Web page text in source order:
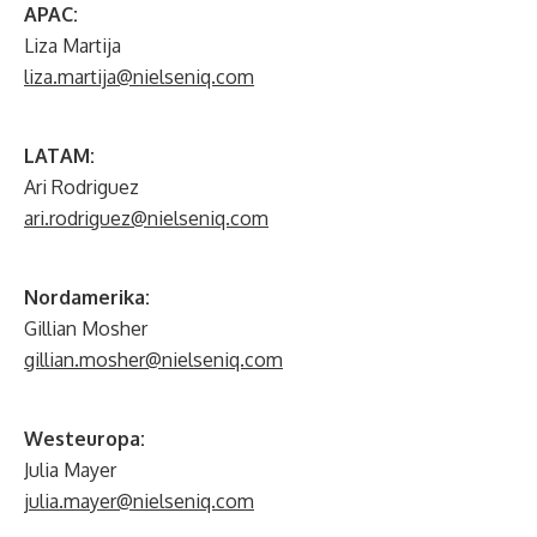
APAC:
Liza Martija
liza.martija@nielseniq.com
LATAM:
Ari Rodriguez
ari.rodriguez@nielseniq.com
Nordamerika:
Gillian Mosher
gillian.mosher@nielseniq.com
Westeuropa:
Julia Mayer
julia.mayer@nielseniq.com